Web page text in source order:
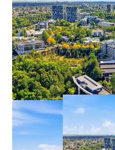
3:00pm (AEST).